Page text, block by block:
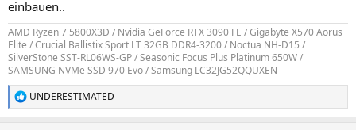
einbauen..
AMD Ryzen 7 5800X3D / Nvidia GeForce RTX 3090 FE / Gigabyte X570 Aorus
Elite / Crucial Ballistix Sport LT 32GB DDR4-3200 / Noctua NH-D15 /
SilverStone SST-RL06WS-GP / Seasonic Focus Plus Platinum 650W /
SAMSUNG NVMe SSD 970 Evo / Samsung LC32JG52QQUXEN
R
e
UNDERESTIMATED